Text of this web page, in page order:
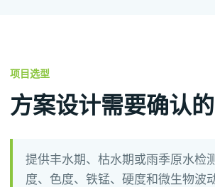
项目选型
方案设计需要确认
提供丰水期、枯水期或雨季原水检
度、色度、铁锰、硬度和微生物波动